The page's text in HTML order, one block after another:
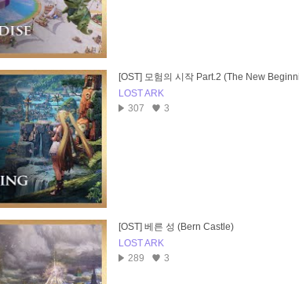
[OST] 모험의 시작 Part.2 (The New
LOST ARK
307
3
[OST] 베른 성 (Bern Castle)
LOST ARK
289
3